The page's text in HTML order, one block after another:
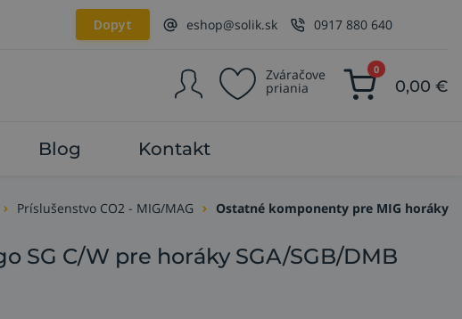
Dopyt eshop@solik.sk 0917 880 640
Zváračove
priania
0
0,00 €
Blog Kontakt
Príslušenstvo CO2 - MIG/MAG Ostatné komponenty pre MIG horáky
SG C/W pre horáky SGA/SGB/DMB